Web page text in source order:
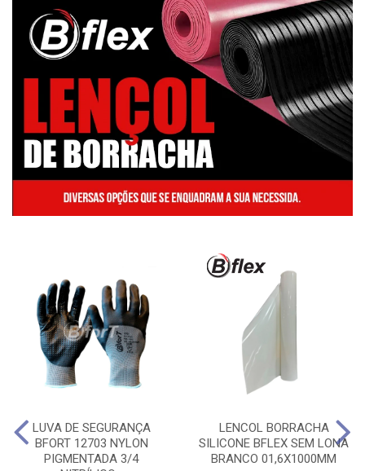
LUVA DE SEGURANÇA
BFORT 12703 NYLON
PIGMENTADA 3/4
LENCOL BORRACHA
SILICONE BFLEX SEM LONA
BRANCO 01,6X1000MM